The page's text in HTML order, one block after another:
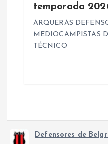
temporada
ARQUERAS
MEDIOCAMPISTAS
TÉCNICO
Defensores de